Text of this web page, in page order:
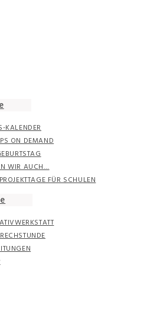
KALENDER
ON DEMAND
WIR AUCH…
FÜR SCHULEN